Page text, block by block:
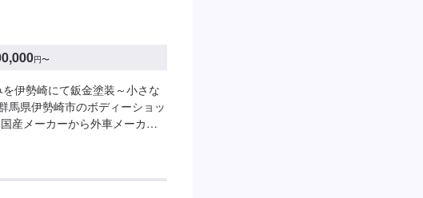
円〜
伊勢崎にて鈑金塗装～小さな
馬県伊勢崎市のボディーショッ
産メーカーから外車メーカー